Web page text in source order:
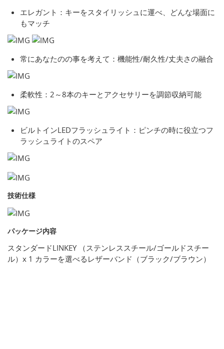
エレガント：キーをスタイリッシュに運べ、どんな場面に
もマッチ
常にあなたのの事を考えて：機能性/耐久性/丈夫さの融合
柔軟性：2～8本のキーとアクセサリーを調節収納可能
ビルトインLEDフラッシュライト：ピンチの時に役立つフ
ラッシュライトのスペア
技術仕様
パッケージ内容
スタンダードLINKEY （ステンレススチール/ゴールドスチー
ル）x 1 カラーを選べるレザーバンド（ブラック/ブラウン）